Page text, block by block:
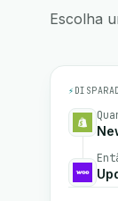
Escolha
⚡